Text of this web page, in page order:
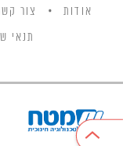
אודות צור
תנאי